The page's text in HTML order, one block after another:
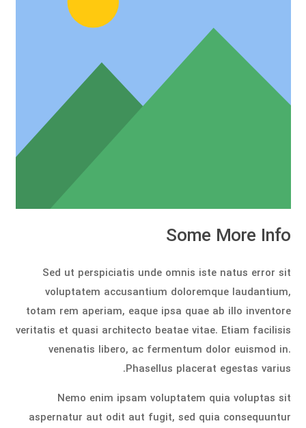
Some More Info
Sed ut perspiciatis unde omnis iste natus error sit
voluptatem accusantium doloremque laudantium,
totam rem aperiam, eaque ipsa quae ab illo inventore
veritatis et quasi architecto beatae vitae. Etiam facilisis
venenatis libero, ac fermentum dolor euismod in.
Phasellus placerat egestas varius.
Nemo enim ipsam voluptatem quia voluptas sit
aspernatur aut odit aut fugit, sed quia consequuntur